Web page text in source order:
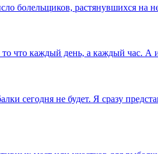
болельщиков, растянувшихся на
что каждый день, а каждый час. А
сегодня не будет. Я сразу